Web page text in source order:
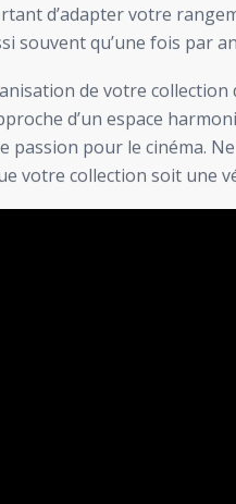
d’adapter votre
souvent qu’une fois par
de votre collection
d’un espace
passion pour le cinéma.
votre collection soit une